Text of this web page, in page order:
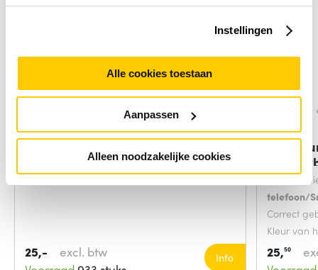
Instellingen
Alle cookies toestaan
Aanpassen
Alleen noodzakelijke cookies
Draadloze MagSafe
25,-
excl. btw
Info
Type
telefoon/
Correct
Kleur van
25,50